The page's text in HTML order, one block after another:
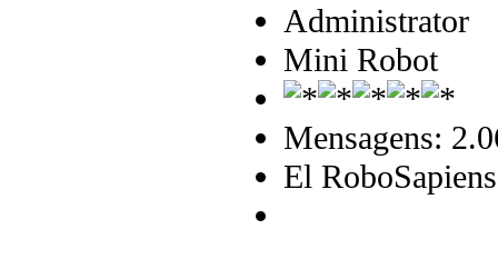
Administrator
Mini Robot
Mensagens:
El RoboSapiens